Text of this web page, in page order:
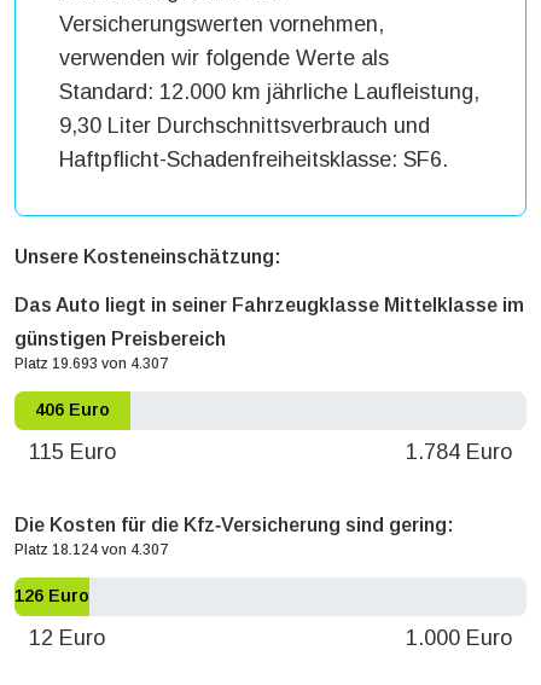
Versicherungswerten vornehmen,
verwenden wir folgende Werte als
Standard: 12.000 km jährliche Laufleistung,
9,30 Liter Durchschnittsverbrauch und
Haftpflicht-Schadenfreiheitsklasse: SF6.
Unsere Kosteneinschätzung:
Das Auto liegt in seiner Fahrzeugklasse Mittelklasse im
günstigen Preisbereich
Platz 19.693 von 4.307
406 Euro
115 Euro 1.784 Euro
Die Kosten für die Kfz‐Versicherung sind gering:
Platz 18.124 von 4.307
126 Euro
12 Euro 1.000 Euro